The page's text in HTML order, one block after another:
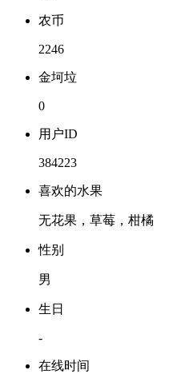
农币
2246
金坷垃
0
用户ID
384223
喜欢的水果
无花果，草莓，柑橘
性别
男
生日
-
在线时间